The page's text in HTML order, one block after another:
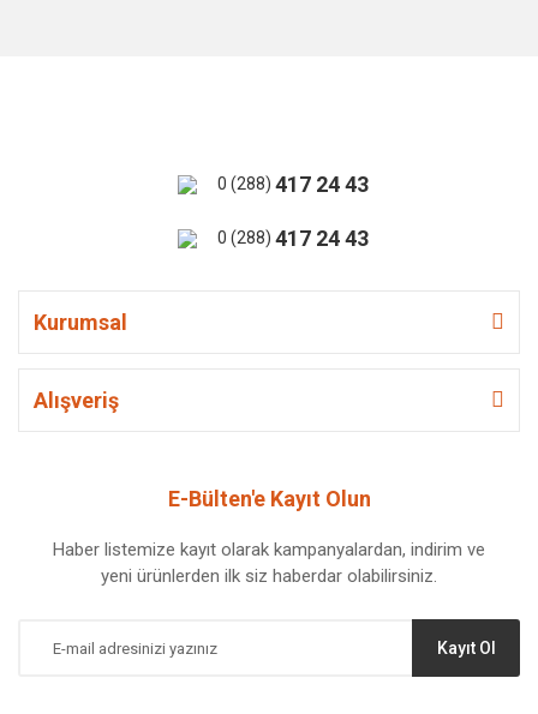
0 (288) 417 24 43
0 (288) 417 24 43
Kurumsal
Alışveriş
E-Bülten'e Kayıt Olun
Haber listemize kayıt olarak kampanyalardan, indirim ve
yeni ürünlerden ilk siz haberdar olabilirsiniz.
Kayıt Ol